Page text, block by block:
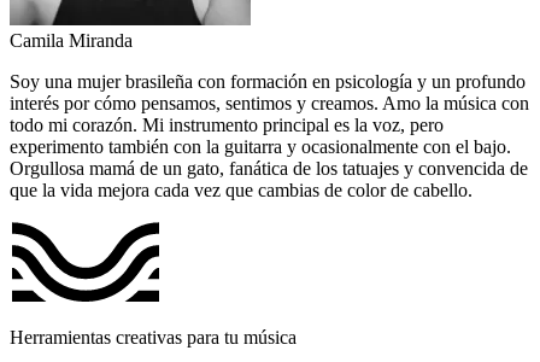
Camila Miranda
Soy una mujer brasileña con formación en psicología y un profundo
interés por cómo pensamos, sentimos y creamos. Amo la música con
todo mi corazón. Mi instrumento principal es la voz, pero
experimento también con la guitarra y ocasionalmente con el bajo.
Orgullosa mamá de un gato, fanática de los tatuajes y convencida de
que la vida mejora cada vez que cambias de color de cabello.
Herramientas creativas para tu música